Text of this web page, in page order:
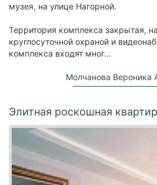
музея, на улице Нагорной.
Территория комплекса закрытая,
круглосуточной охраной и
комплекса входят мног...
Молчанова Вероника
Элитная роскошная